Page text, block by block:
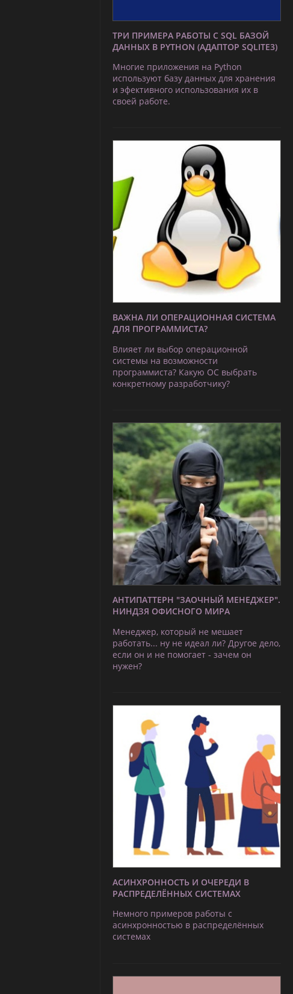
ТРИ ПРИМЕРА РАБОТЫ С SQL БАЗОЙ
ДАННЫХ В PYTHON (АДАПТОР SQLITE3)
Многие приложения на Python
используют базу данных для хранения
и эфективного использования их в
своей работе.
ВАЖНА ЛИ ОПЕРАЦИОННАЯ СИСТЕМА
ДЛЯ ПРОГРАММИСТА?
Влияет ли выбор операционной
системы на возможности
программиста? Какую ОС выбрать
конкретному разработчику?
АНТИПАТТЕРН "ЗАОЧНЫЙ МЕНЕДЖЕР".
НИНДЗЯ ОФИСНОГО МИРА
Менеджер, который не мешает
работать... ну не идеал ли? Другое дело,
если он и не помогает - зачем он
нужен?
АСИНХРОННОСТЬ И ОЧЕРЕДИ В
РАСПРЕДЕЛЁННЫХ СИСТЕМАХ
Немного примеров работы с
асинхронностью в распределённых
системах